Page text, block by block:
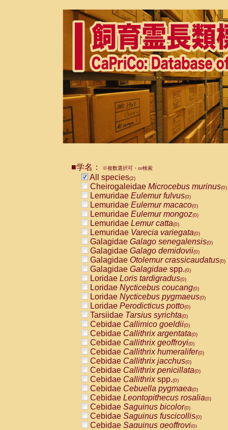
■学名： ※複数選択可・or検索
All species(2)
Cheirogaleidae Microcebus murinus(0)
Lemuridae Eulemur fulvus(0)
Lemuridae Eulemur macaco(0)
Lemuridae Eulemur mongoz(0)
Lemuridae Lemur catta(0)
Lemuridae Varecia variegata(0)
Galagidae Galago senegalensis(0)
Galagidae Galago demidovii(0)
Galagidae Otolemur crassicaudatus(0)
Galagidae Galagidae spp.(0)
Loridae Loris tardigradus(0)
Loridae Nycticebus coucang(0)
Loridae Nycticebus pygmaeus(0)
Loridae Perodicticus potto(0)
Tarsiidae Tarsius syrichta(0)
Cebidae Callimico goeldii(0)
Cebidae Callithrix argentata(0)
Cebidae Callithrix geoffroyi(0)
Cebidae Callithrix humeralifer(0)
Cebidae Callithrix jacchus(0)
Cebidae Callithrix penicillata(0)
Cebidae Callithrixspp.(0)
Cebidae Cebuella pygmaea(0)
Cebidae Leontopithecus rosalia(0)
Cebidae Saguinus bicolor(0)
Cebidae Saguinus fuscicollis(0)
Cebidae Saguinus geoffroyi(0)